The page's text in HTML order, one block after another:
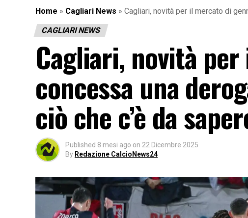
Home » Cagliari News » Cagliari, novità per il mercato di
CAGLIARI NEWS
Cagliari, novità
concessa una
ciò che c’è da
Published 8 mesi ago on 22 Dicembre 2025
By Redazione CalcioNews24